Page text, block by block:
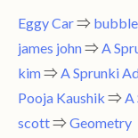
Eggy Car⇒
james john⇒ A
kim⇒ A Sprunki
Pooja Kaushik ⇒ A
scott⇒ Geometry